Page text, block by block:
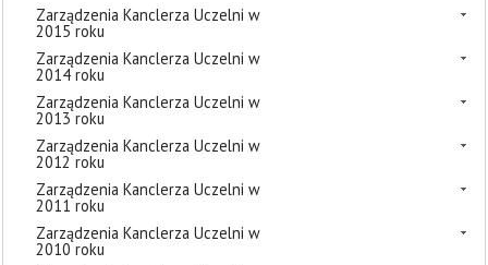
Zarządzenia Kanclerza Uczelni w
2015 roku
Zarządzenia Kanclerza Uczelni w
2014 roku
Zarządzenia Kanclerza Uczelni w
2013 roku
Zarządzenia Kanclerza Uczelni w
2012 roku
Zarządzenia Kanclerza Uczelni w
2011 roku
Zarządzenia Kanclerza Uczelni w
2010 roku